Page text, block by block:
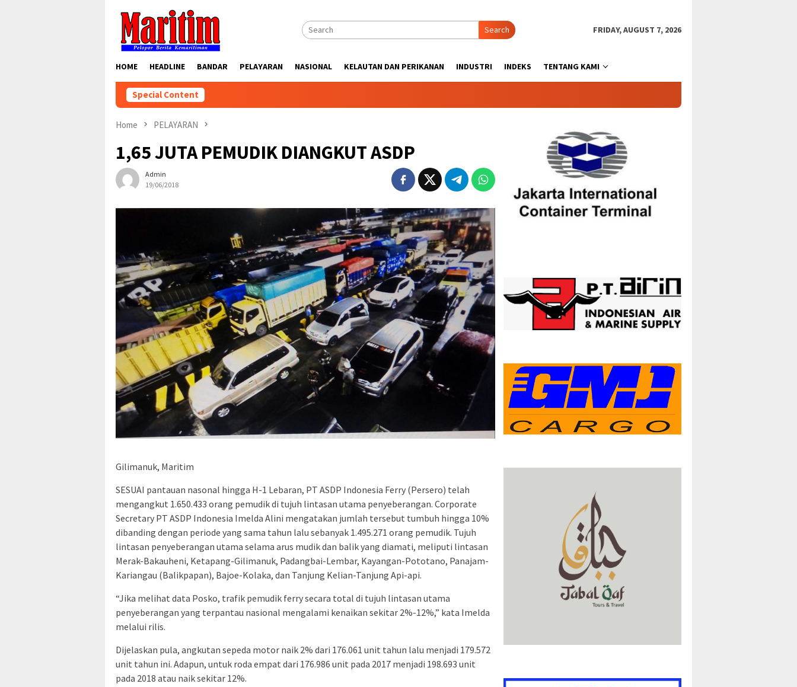
content
Search FRIDAY, AUGUST 7, 2026
HOME HEADLINE BANDAR PELAYARAN NASIONAL KELAUTAN DAN PERIKANAN INDUSTRI INDEKS TENTANG KAMI
Special Content
Home PELAYARAN
1,65 JUTA PEMUDIK DIANGKUT ASDP
Admin
19/06/2018
Gilimanuk, Maritim
SESUAI pantauan nasonal hingga H-1 Lebaran, PT ASDP Indonesia Ferry (Persero) telah
mengangkut 1.650.433 orang pemudik di tujuh lintasan utama penyeberangan. Corporate
Secretary PT ASDP Indonesia Imelda Alini mengatakan jumlah tersebut tumbuh hingga 10%
dibanding dengan periode yang sama tahun lalu sebanyak 1.495.271 orang pemudik. Tujuh
lintasan penyeberangan utama selama arus mudik dan balik yang diamati, meliputi lintasan
Merak-Bakauheni, Ketapang-Gilimanuk, Padangbai-Lembar, Kayangan-Pototano, Panajam-
Kariangau (Balikpapan), Bajoe-Kolaka, dan Tanjung Kelian-Tanjung Api-api.
“Jika melihat data Posko, trafik pemudik ferry secara total di tujuh lintasan utama
penyeberangan yang terpantau nasional mengalami kenaikan sekitar 2%-12%,” kata Imelda
melalui rilis.
Dijelaskan pula, angkutan sepeda motor naik 2% dari 176.061 unit tahun lalu menjadi 179.572
unit tahun ini. Adapun, untuk roda empat dari 176.986 unit pada 2017 menjadi 198.693 unit
pada 2018 atau naik sekitar 12%.